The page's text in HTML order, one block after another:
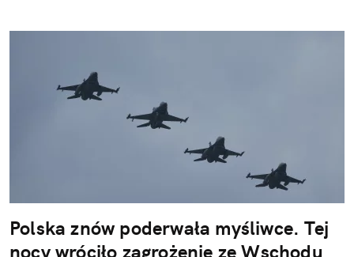
Polska znów poderwała myśliwce. Tej
nocy wróciło zagrożenie ze Wschodu